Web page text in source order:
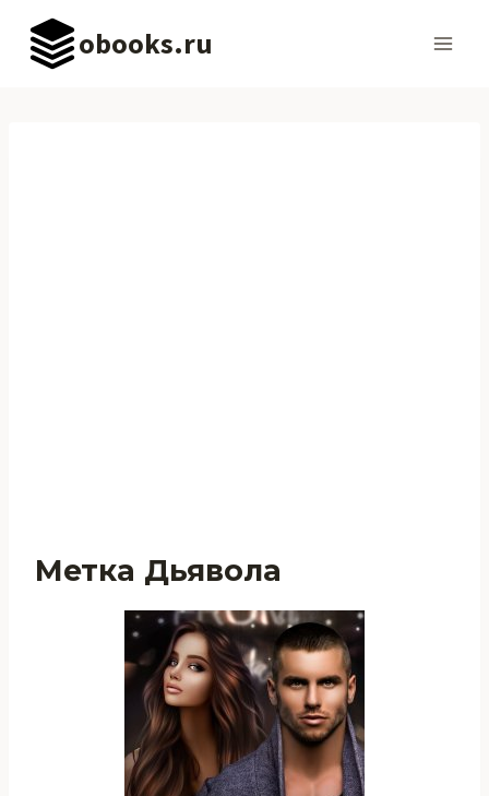
Перейти
содержимому
obooks.ru
Метка Дьявола